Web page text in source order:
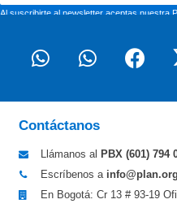
Al suscribirte al newsletter aceptas nuestra
Contáctanos
Llámanos al PBX (601) 794
Escríbenos a
En Bogotá: Cr 13 # 93-19